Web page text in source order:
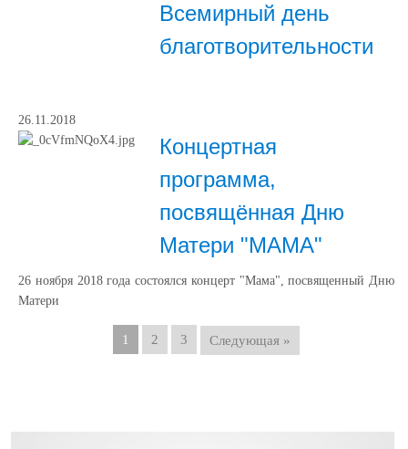
Всемирный день
благотворительности
26.11.2018
Концертная
программа,
посвящённая Дню
Матери "МАМА"
26 ноября 2018 года состоялся концерт "Мама", посвященный Дню
Матери
1 2 3 Следующая »